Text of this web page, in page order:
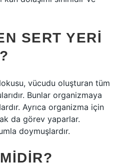
SERT YERI
vücudu oluşturan tüm
Bunlar organizmaya
Ayrıca organizma için
da görev yaparlar.
doymuşlardır.